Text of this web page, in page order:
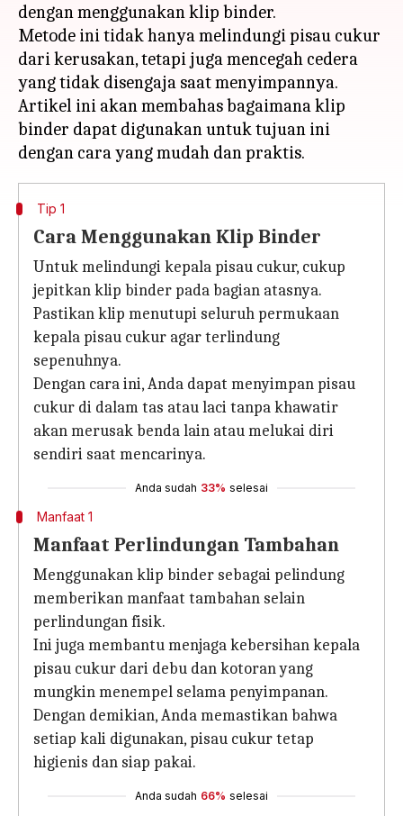
dengan menggunakan klip binder.
Metode ini tidak hanya melindungi pisau cukur
dari kerusakan, tetapi juga mencegah cedera
yang tidak disengaja saat menyimpannya.
Artikel ini akan membahas bagaimana klip
binder dapat digunakan untuk tujuan ini
Tip 1
Cara Menggunakan Klip Binder
Untuk melindungi kepala pisau cukur, cukup
jepitkan klip binder pada bagian atasnya.
Pastikan klip menutupi seluruh permukaan
kepala pisau cukur agar terlindung
sepenuhnya.
Dengan cara ini, Anda dapat menyimpan pisau
cukur di dalam tas atau laci tanpa khawatir
akan merusak benda lain atau melukai diri
sendiri saat mencarinya.
Anda sudah 33% selesai
Manfaat 1
Manfaat Perlindungan Tambahan
Menggunakan klip binder sebagai pelindung
memberikan manfaat tambahan selain
perlindungan fisik.
Ini juga membantu menjaga kebersihan kepala
pisau cukur dari debu dan kotoran yang
mungkin menempel selama penyimpanan.
Dengan demikian, Anda memastikan bahwa
setiap kali digunakan, pisau cukur tetap
higienis dan siap pakai.
Anda sudah 66% selesai